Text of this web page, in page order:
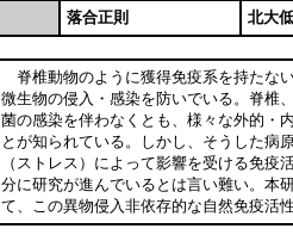
落合正則 北大
脊椎動物のように獲得免疫系を持たな
微生物の侵入・感染を防いでいる。脊椎
菌の感染を伴わなくとも、様々な外的・
とが知られている。しかし、そうした病
（ストレス）によって影響を受ける免
分に研究が進んでいるとは言い難い。本
て、この異物侵入非依存的な自然免疫活